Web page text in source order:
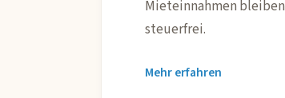
Mieteinnahmen bleiben
steuerfrei.
Mehr erfahren